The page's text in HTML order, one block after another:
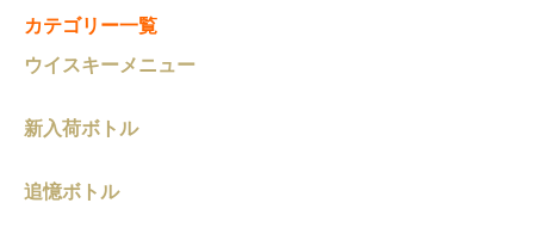
カテゴリー一覧
ウイスキーメニュー
新入荷ボトル
追憶ボトル